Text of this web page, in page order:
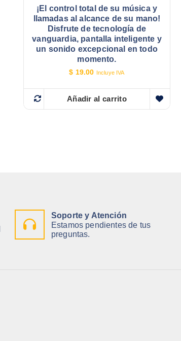
¡El control total de su música y
llamadas al alcance de su mano!
Disfrute de tecnología de
vanguardia, pantalla inteligente y
un sonido excepcional en todo
momento.
$ 19.00 Incluye IVA
Añadir al carrito
Soporte y Atención
Estamos pendientes de tus
preguntas.